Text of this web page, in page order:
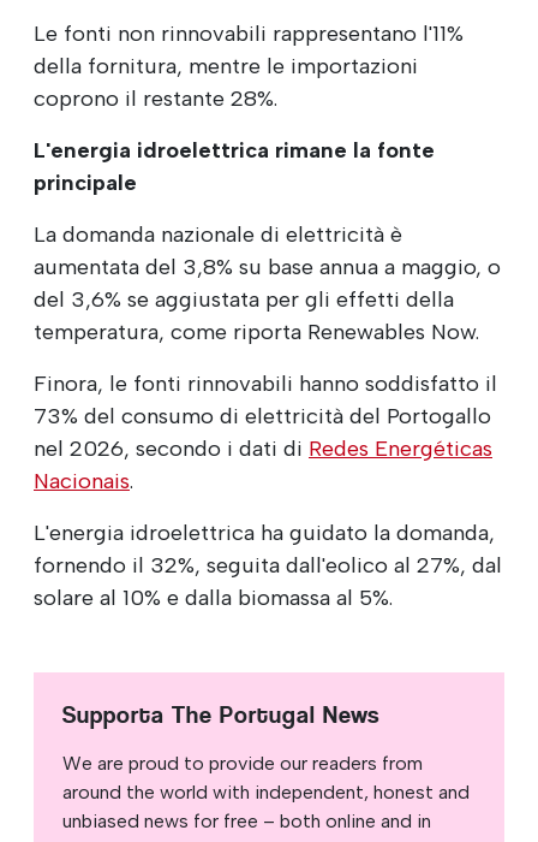
Le fonti non rinnovabili rappresentano l'11%
della fornitura, mentre le importazioni
coprono il restante 28%.
L'energia idroelettrica rimane la fonte
principale
La domanda nazionale di elettricità è
aumentata del 3,8% su base annua a maggio, o
del 3,6% se aggiustata per gli effetti della
temperatura, come riporta Renewables Now.
Finora, le fonti rinnovabili hanno soddisfatto il
73% del consumo di elettricità del Portogallo
nel 2026, secondo i dati di Redes Energéticas
Nacionais.
L'energia idroelettrica ha guidato la domanda,
fornendo il 32%, seguita dall'eolico al 27%, dal
solare al 10% e dalla biomassa al 5%.
Supporta The Portugal News
We are proud to provide our readers from
around the world with independent, honest and
unbiased news for free – both online and in